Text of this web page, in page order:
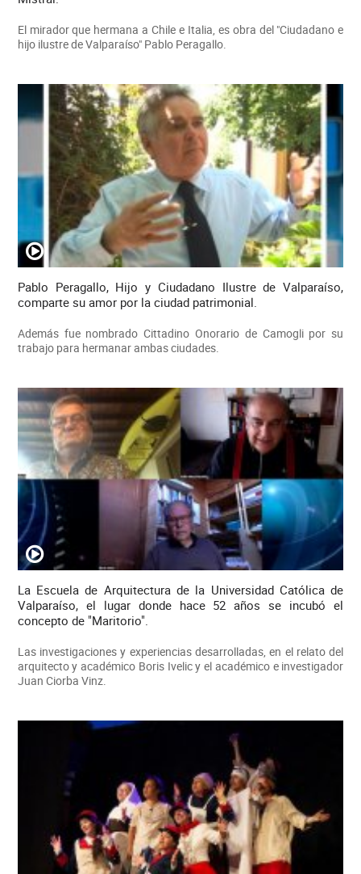
El mirador que hermana a Chile e Italia, es obra del "Ciudadano e
hijo ilustre de Valparaíso" Pablo Peragallo.
Pablo Peragallo, Hijo y Ciudadano Ilustre de Valparaíso,
comparte su amor por la ciudad patrimonial.
Además fue nombrado Cittadino Onorario de Camogli por su
trabajo para hermanar ambas ciudades.
La Escuela de Arquitectura de la Universidad Católica de
Valparaíso, el lugar donde hace 52 años se incubó el
concepto de "Maritorio".
Las investigaciones y experiencias desarrolladas, en el relato del
arquitecto y académico Boris Ivelic y el académico e investigador
Juan Ciorba Vinz.